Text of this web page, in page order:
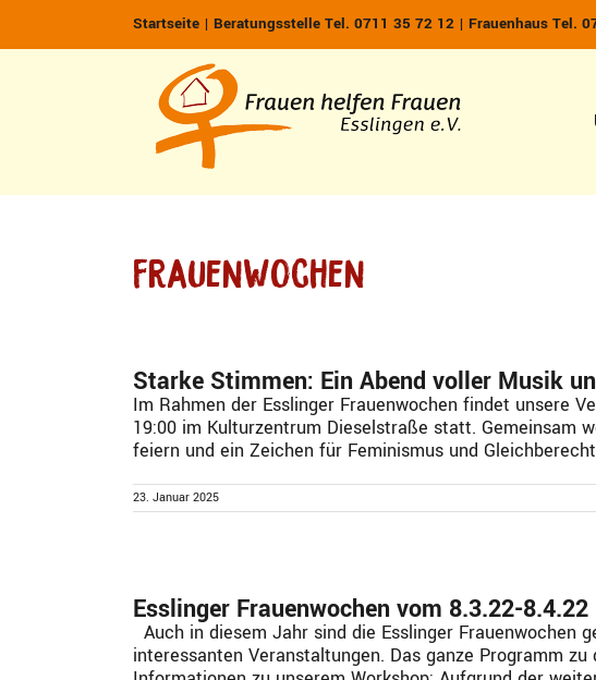
springen
Startseite | Beratungsstelle Tel. 0711 35 72 12 | Frauenhaus Tel.
Frauenwochen
Starke Stimmen: Ein Abend voller Musik
Im Rahmen der Esslinger Frauenwochen findet unsere
19:00 im Kulturzentrum Dieselstraße statt. Gemeinsam
feiern und ein Zeichen für Feminismus und
23. Januar 2025
Esslinger Frauenwochen vom 8.3.22-
Auch in diesem Jahr sind die Esslinger Frauenwochen
interessanten Veranstaltungen. Das ganze Programm